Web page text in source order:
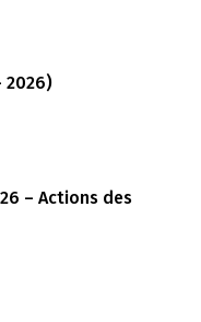
2026)
– Actions des